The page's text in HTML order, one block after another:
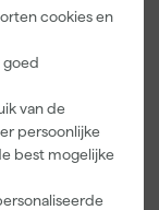
cookies en
goed
van de
persoonlijke
best mogelijke
Professional
Verlengsnoer
H07RN-F
3G2,5 - IP44 -
25m - Zwart
Morgen
bezorgd